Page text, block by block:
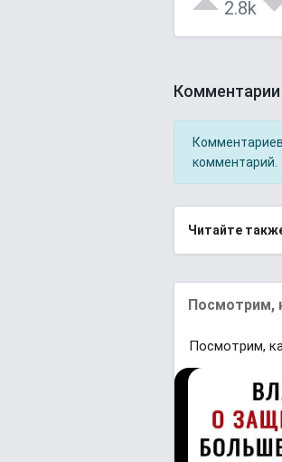
2.8k
Комментарии
комментарий.
Читайте
Посмотрим,
Посмотрим,